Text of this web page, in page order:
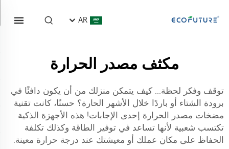
AR
مكثف مصدر الحرارة
توقف وفكر لحظة... كيف يتمكن منزلك من أن يكون دافئًا في
برودة الشتاء أو باردًا خلال الأشهر الحارة؟ حسنًا، كانت تقنية
مضخات مصدر الحرارة إحدى الإجابات! هذه الأجهزة الذكية
تكتسب شعبية لأنها تساعد في توفير الطاقة وكذلك تكلفة
الحفاظ على مكان عملك أو معيشتك عند درجة حرارة معينة.